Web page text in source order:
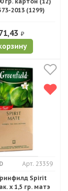
2013 (1299)
₽
Арт. 23359
Spirit
х 1,5 гр. матэ